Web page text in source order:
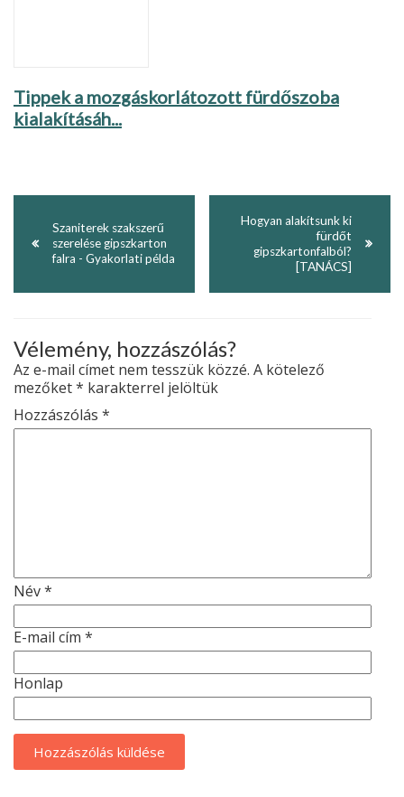
Tippek a mozgáskorlátozott fürdőszoba
kialakításáh...
Szaniterek szakszerű
szerelése gipszkarton
falra - Gyakorlati példa
Hogyan alakítsunk ki
fürdőt
gipszkartonfalból?
[TANÁCS]
Vélemény, hozzászólás?
Az e-mail címet nem tesszük közzé. A kötelező
mezőket* karakterrel jelöltük
Hozzászólás *
Név*
E-mail cím *
Honlap